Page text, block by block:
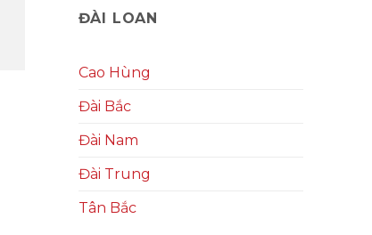
ĐÀI LOAN
Cao Hùng
Đài Bắc
Đài Nam
Đài Trung
Tân Bắc